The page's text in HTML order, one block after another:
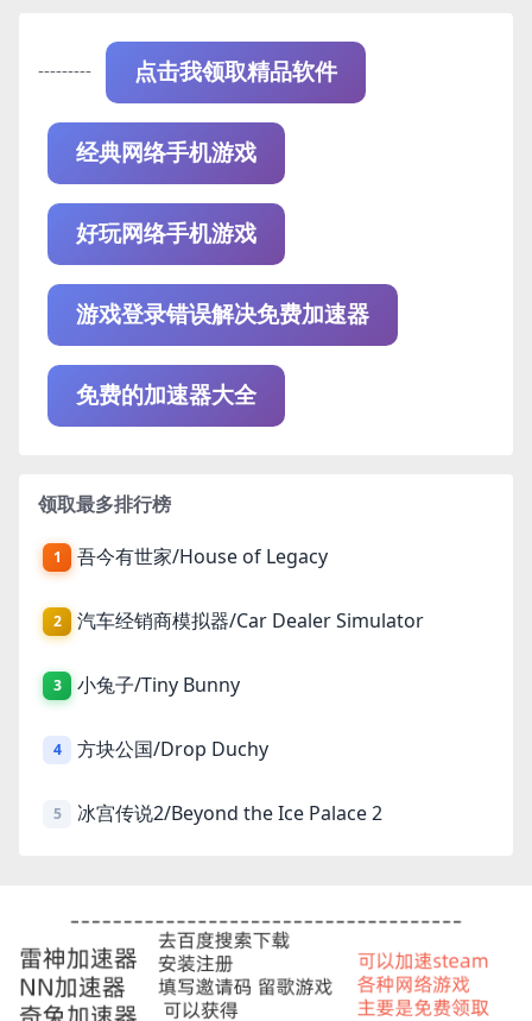
--------- 点击我领取精品软件
经典网络手机游戏
好玩网络手机游戏
游戏登录错误解决免费加速器
免费的加速器大全
领取最多排行榜
1 吾今有世家/House of Legacy
2 汽车经销商模拟器/Car Dealer Simulator
3 小兔子/Tiny Bunny
4 方块公国/Drop Duchy
5 冰宫传说2/Beyond the Ice Palace 2